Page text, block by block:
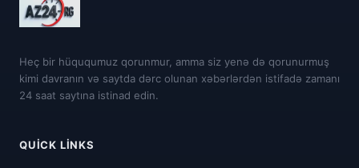
Heç bir hüququmuz qorunmur, amma siz yenə də qorunurmuş
kimi davranın və saytda dərc olunan xəbərlərdən istifadə zamanı
24 saat saytına istinad edin.
QUICK LINKS